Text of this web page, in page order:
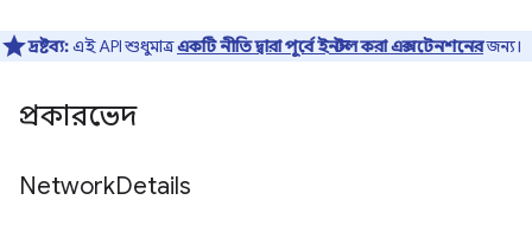
দ্রষ্টব্য:এই API শুধুমাত্রএকটি নীতি দ্বারা পূর্বে ইনস্টল করা এক্সটেনশনেরজন্য।
প্রকারভেদ
NetworkDetails